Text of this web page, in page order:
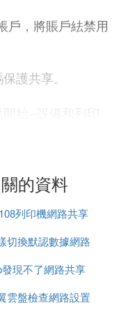
戶，將賬戶紶禁用
護共享。
中要分享出去的
共享後勾選共享
的資料
列印機網路共享
切換默認數據網路
設置
現不了網路共享
雲盤檢查網路設置